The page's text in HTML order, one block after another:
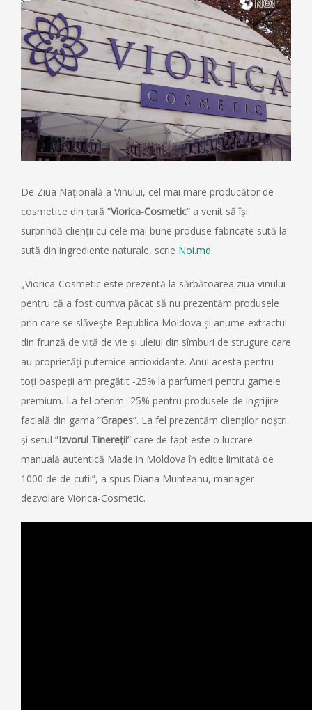
Larger
Image
De Ziua Națională a Vinului, cel mai mare producător de
cosmetice din țară ”Viorica-Cosmetic” a venit să își
surprindă clienții cu cele mai bune produse fabricate sută la
sută din ingrediente naturale, scrie Noi.md.
„Viorica-Cosmetic este prezentă la sărbătoarea ziua vinului
pentru că a fost cumva păcat să nu prezentăm produsele
prin care se slăvește Republica Moldova și anume extractul
din frunză de viță de vie și uleiul din sîmburi de strugure care
au proprietăți puternice antioxidante. Anul acesta pentru
toți oaspeții am pregătit -25% la parfumeri pentru gamele
premium. La fel oferim -25% pentru produsele de ingrijire
facială din gama ”Grapes”. La fel prezentăm clienților noștri
și setul ”Izvorul Tinereții” care de fapt este o lucrare
manuală autentică Made in Moldova în ediție limitată de
1000 de de cutii”, a spus Diana Munteanu, manager
dezvolare Viorica-Cosmetic.